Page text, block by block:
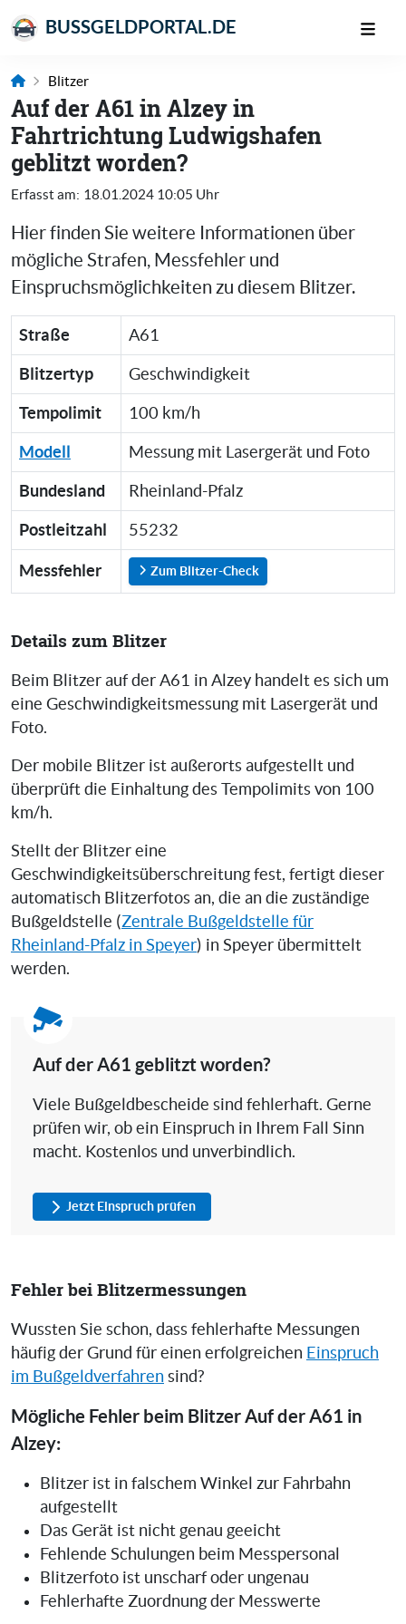
BUSSGELDPORTAL.DE
Blitzer
Auf der A61 in Alzey in
Fahrtrichtung Ludwigshafen
geblitzt worden?
Erfasst am: 18.01.2024 10:05 Uhr
Hier finden Sie weitere Informationen über
mögliche Strafen, Messfehler und
Einspruchsmöglichkeiten zu diesem Blitzer.
Straße A61
Blitzertyp Geschwindigkeit
Tempolimit 100 km/h
Modell Messung mit Lasergerät und Foto
Bundesland Rheinland-Pfalz
Postleitzahl 55232
Messfehler Zum Blitzer-Check
Details zum Blitzer
Beim Blitzer auf der A61 in Alzey handelt es sich um
eine Geschwindigkeitsmessung mit Lasergerät und
Foto.
Der mobile Blitzer ist außerorts aufgestellt und
überprüft die Einhaltung des Tempolimits von 100
km/h.
Stellt der Blitzer eine
Geschwindigkeitsüberschreitung fest, fertigt dieser
automatisch Blitzerfotos an, die an die zuständige
Bußgeldstelle (Zentrale Bußgeldstelle für
Rheinland-Pfalz in Speyer) in Speyer übermittelt
werden.
Auf der A61 geblitzt worden?
Viele Bußgeldbescheide sind fehlerhaft. Gerne
prüfen wir, ob ein Einspruch in Ihrem Fall Sinn
macht. Kostenlos und unverbindlich.
Jetzt Einspruch prüfen
Fehler bei Blitzermessungen
Wussten Sie schon, dass fehlerhafte Messungen
häufig der Grund für einen erfolgreichen Einspruch
im Bußgeldverfahren sind?
Mögliche Fehler beim Blitzer Auf der A61 in
Alzey:
Blitzer ist in falschem Winkel zur Fahrbahn
aufgestellt
Das Gerät ist nicht genau geeicht
Fehlende Schulungen beim Messpersonal
Blitzerfoto ist unscharf oder ungenau
Fehlerhafte Zuordnung der Messwerte